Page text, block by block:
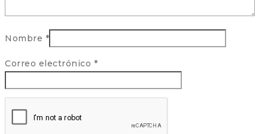
Nombre *
Correo electrónico *